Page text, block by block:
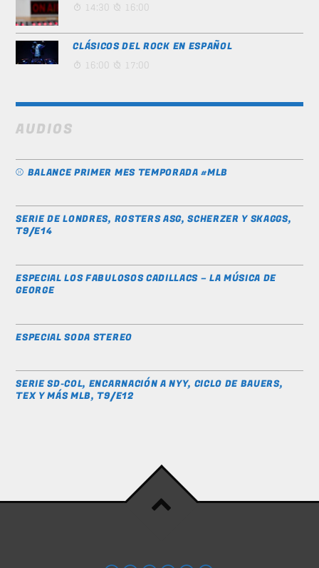
14:30 16:00
CLÁSICOS DEL ROCK EN ESPAÑOL
16:00 17:00
AUDIOS
⚾️ BALANCE PRIMER MES TEMPORADA #MLB
SERIE DE LONDRES, ROSTERS ASG, SCHERZER Y SKAGGS,
T9/E14
ESPECIAL LOS FABULOSOS CADILLACS – LA MÚSICA DE
GEORGE
ESPECIAL SODA STEREO
SERIE SD-COL, ENCARNACIÓN A NYY, CICLO DE BAUERS,
TEX Y MÁS MLB, T9/E12